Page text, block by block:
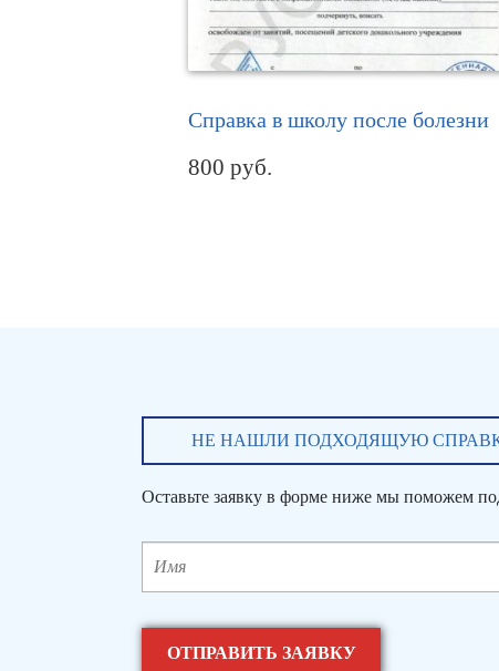
Справка в школу после болезни
800 руб.
НЕ НАШЛИ ПОДХОДЯЩУЮ
Оставьте заявку в форме ниже мы поможем